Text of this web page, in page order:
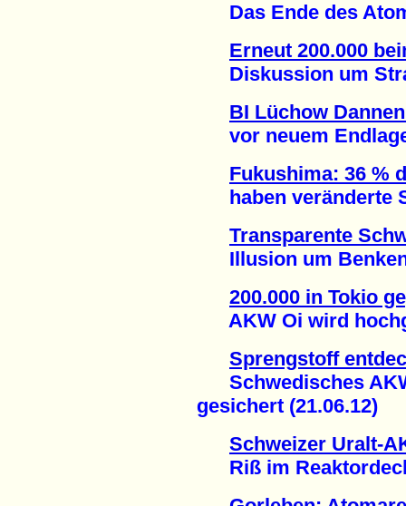
Das Ende des
Erneut 200.000
Diskussion um
BI Lüchow
vor neuem
Fukushima: 36 %
haben veränderte
Transparente
Illusion um Benken
200.000 in Tokio
AKW Oi wird
Sprengstoff
Schwedisches
gesichert (21.06.12)
Schweizer Uralt-
Riß im